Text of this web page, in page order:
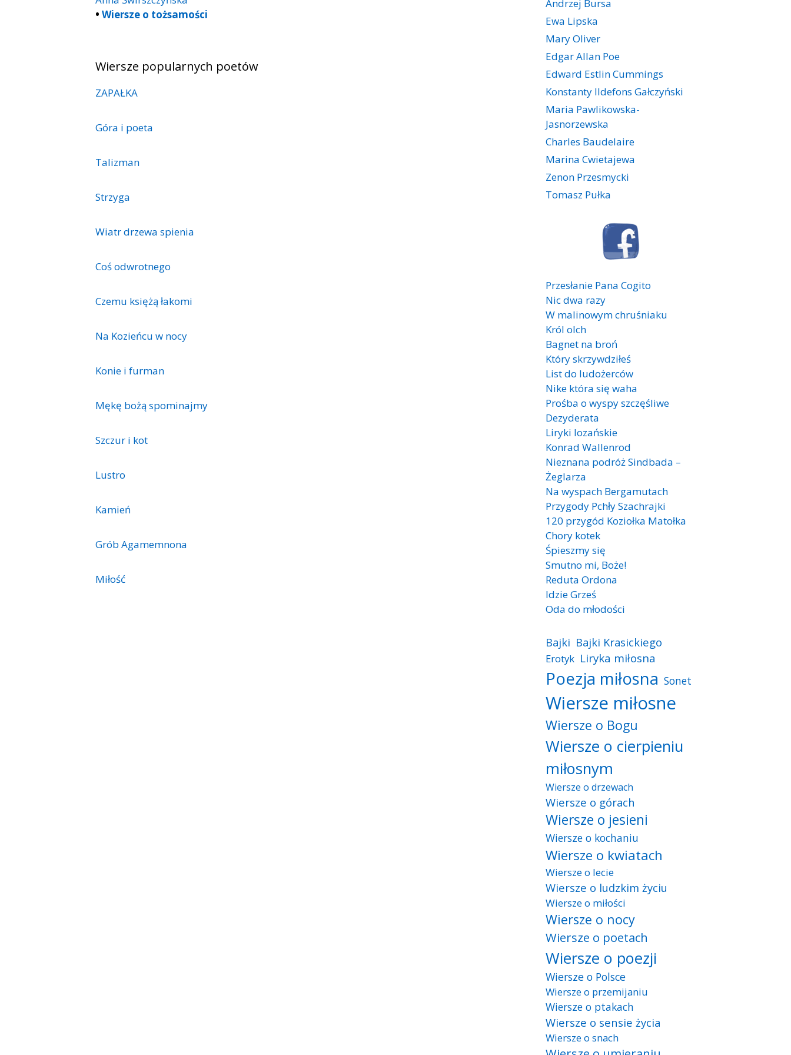
• Wiersze o tożsamości
Wiersze popularnych poetów
ZAPAŁKA
Góra i poeta
Talizman
Strzyga
Wiatr drzewa spienia
Coś odwrotnego
Czemu księżą łakomi
Na Kozieńcu w nocy
Konie i furman
Mękę bożą spominajmy
Szczur i kot
Lustro
Kamień
Grób Agamemnona
Miłość
Andrzej Bursa
Ewa Lipska
Mary Oliver
Edgar Allan Poe
Edward Estlin Cummings
Konstanty Ildefons Gałczyński
Maria Pawlikowska-
Jasnorzewska
Charles Baudelaire
Marina Cwietajewa
Zenon Przesmycki
Tomasz Pułka
Przesłanie Pana Cogito
Nic dwa razy
W malinowym chruśniaku
Król olch
Bagnet na broń
Który skrzywdziłeś
List do ludożerców
Nike która się waha
Prośba o wyspy szczęśliwe
Dezyderata
Liryki lozańskie
Konrad Wallenrod
Nieznana podróż Sindbada –
Żeglarza
Na wyspach Bergamutach
Przygody Pchły Szachrajki
120 przygód Koziołka Matołka
Chory kotek
Śpieszmy się
Smutno mi, Boże!
Reduta Ordona
Idzie Grześ
Oda do młodości
Bajki Bajki Krasickiego
Erotyk Liryka miłosna
Poezja miłosna Sonet
Wiersze miłosne
Wiersze o Bogu
Wiersze o cierpieniu
miłosnym
Wiersze o drzewach
Wiersze o górach
Wiersze o jesieni
Wiersze o kochaniu
Wiersze o kwiatach
Wiersze o lecie
Wiersze o ludzkim życiu
Wiersze o miłości
Wiersze o nocy
Wiersze o poetach
Wiersze o poezji
Wiersze o Polsce
Wiersze o przemijaniu
Wiersze o ptakach
Wiersze o sensie życia
Wiersze o snach